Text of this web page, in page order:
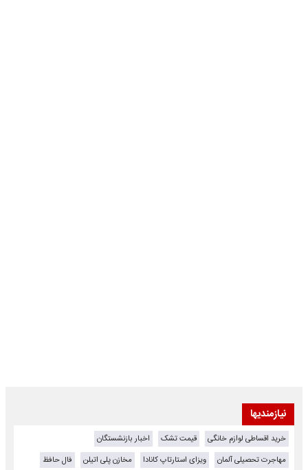
نیازمندیها
خرید اقساطی لوازم خانگی قیمت تشک
اخبار بازنشستگان
مهاجرت تحصیلی آلمان
ویزای استارتاپ کانادا مخازن پلی اتیلن
فال حافظ